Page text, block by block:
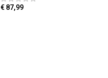
€ 87,99